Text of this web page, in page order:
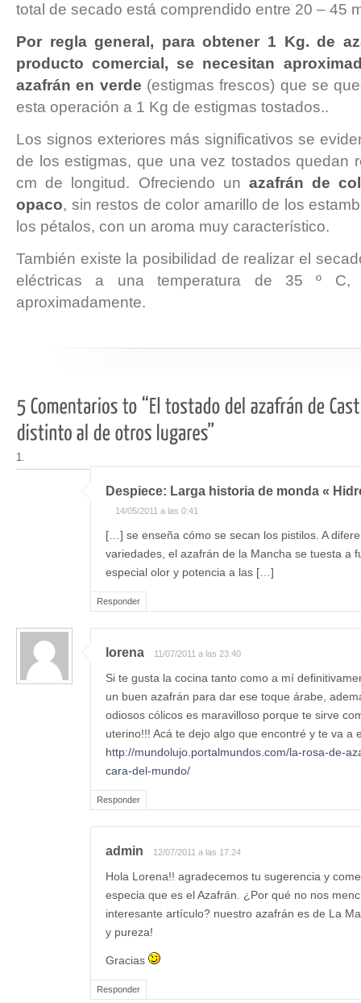
total de secado está comprendido entre 20 – 45
Por regla general, para obtener 1 Kg. de
producto comercial, se necesitan
azafrán en verde (estigmas frescos) que se
esta operación a 1 Kg de estigmas tostados..
Los signos exteriores más significativos se
de los estigmas, que una vez tostados quedan
cm de longitud. Ofreciendo un azafrán de
opaco, sin restos de color amarillo de los
los pétalos, con un aroma muy característico.
También existe la posibilidad de realizar el
eléctricas a una temperatura de 35 º C,
aproximadamente.
Responder
Despiece: Larga historia de monda «
14/05/2011 a las 0:41
[…] se enseña cómo se secan los pistilos. A
variedades, el azafrán de la Mancha se tuesta a
especial olor y potencia a las […]
Responder
lorena 11/07/2011 a las 23:40
Si te gusta la cocina tanto como a mí
un buen azafrán para dar ese toque árabe,
odiosos cólicos es maravilloso porque te sirve
uterino!!! Acá te dejo algo que encontré y te va a
http://mundolujo.portalmundos.com/la-rosa-de-
cara-del-mundo/
Responder
admin 12/07/2011 a las 17:24
Hola Lorena!! agradecemos tu sugerencia y
especia que es el Azafrán. ¿Por qué no nos
interesante artículo? nuestro azafrán es de La
y pureza!
Gracias